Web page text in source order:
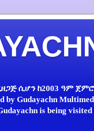
ሲሆን ከ2003 ዓም ጀምሮ
Gudayachn
is being